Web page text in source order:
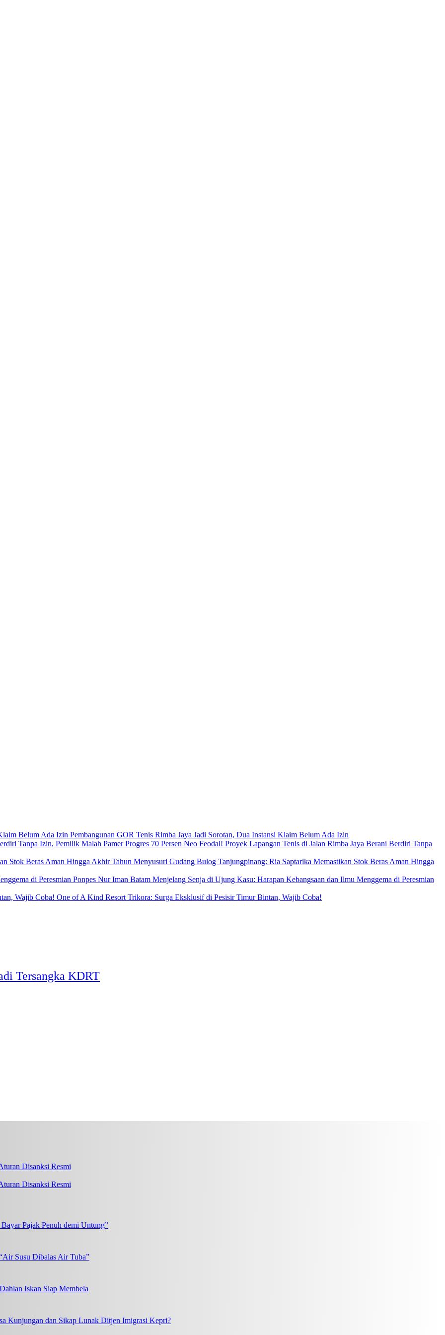
Pembangunan GOR Tenis Rimba Jaya Jadi Sorotan, Dua Instansi Klaim Belum Ada Izin
Neo Feodal! Proyek Lapangan Tenis di Jalan Rimba Jaya Berani Berdiri Tanpa
Menyusuri Gudang Bulog Tanjungpinang: Ria Saptarika Memastikan Stok Beras Aman Hingga
Menjelang Senja di Ujung Kasu: Harapan Kebangsaan dan Ilmu Menggema di Peresmian
One of A Kind Resort Trikora: Surga Eksklusif di Pesisir Timur Bintan, Wajib Coba!
Tersangka KDRT
Disanksi Resmi
Pajak Penuh demi Untung”
Susu Dibalas Air Tuba”
Iskan Siap Membela
Kunjungan dan Sikap Lunak Ditjen Imigrasi Kepri?